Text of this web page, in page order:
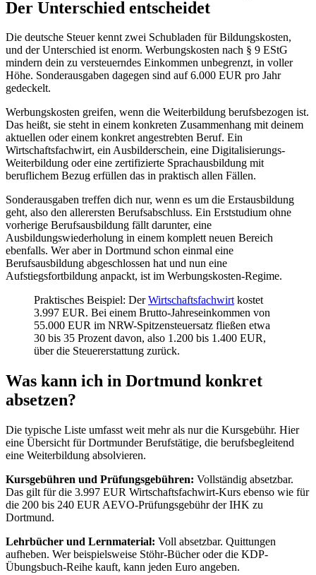
Der Unterschied entscheidet
Die deutsche Steuer kennt zwei Schubladen für Bildungskosten,
und der Unterschied ist enorm. Werbungskosten nach § 9 EStG
mindern dein zu versteuerndes Einkommen unbegrenzt, in voller
Höhe. Sonderausgaben dagegen sind auf 6.000 EUR pro Jahr
gedeckelt.
Werbungskosten greifen, wenn die Weiterbildung berufsbezogen ist.
Das heißt, sie steht in einem konkreten Zusammenhang mit deinem
aktuellen oder einem konkret angestrebten Beruf. Ein
Wirtschaftsfachwirt, ein Ausbilderschein, eine Digitalisierungs-
Weiterbildung oder eine zertifizierte Sprachausbildung mit
beruflichem Bezug erfüllen das in praktisch allen Fällen.
Sonderausgaben treffen dich nur, wenn es um die Erstausbildung
geht, also den allerersten Berufsabschluss. Ein Erststudium ohne
vorherige Berufsausbildung fällt darunter, eine
Ausbildungswiederholung in einem komplett neuen Bereich
ebenfalls. Wer aber in Dortmund schon einmal eine
Berufsausbildung abgeschlossen hat und nun eine
Aufstiegsfortbildung anpackt, ist im Werbungskosten-Regime.
Praktisches Beispiel: DerWirtschaftsfachwirtkostet
3.997 EUR. Bei einem Brutto-Jahreseinkommen von
55.000 EUR im NRW-Spitzensteuersatz fließen etwa
30 bis 35 Prozent davon, also 1.200 bis 1.400 EUR,
über die Steuererstattung zurück.
Was kann ich in Dortmund konkret
absetzen?
Die typische Liste umfasst weit mehr als nur die Kursgebühr. Hier
eine Übersicht für Dortmunder Berufstätige, die berufsbegleitend
eine Weiterbildung absolvieren.
Kursgebühren und Prüfungsgebühren: Vollständig absetzbar.
Das gilt für die 3.997 EUR Wirtschaftsfachwirt-Kurs ebenso wie für
die 200 bis 240 EUR AEVO-Prüfungsgebühr der IHK zu
Dortmund.
Lehrbücher und Lernmaterial: Voll absetzbar. Quittungen
aufheben. Wer beispielsweise Stöhr-Bücher oder die KDP-
Übungsbuch-Reihe kauft, kann jeden Euro angeben.